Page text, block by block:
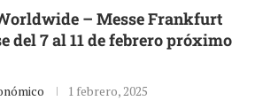
– Messe Frankfurt
del 7 al 11 de febrero próximo
1 febrero, 2025